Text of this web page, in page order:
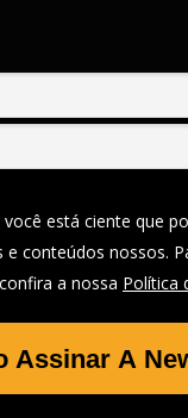
está ciente que
e conteúdos nossos.
a nossa Política
Assinar A